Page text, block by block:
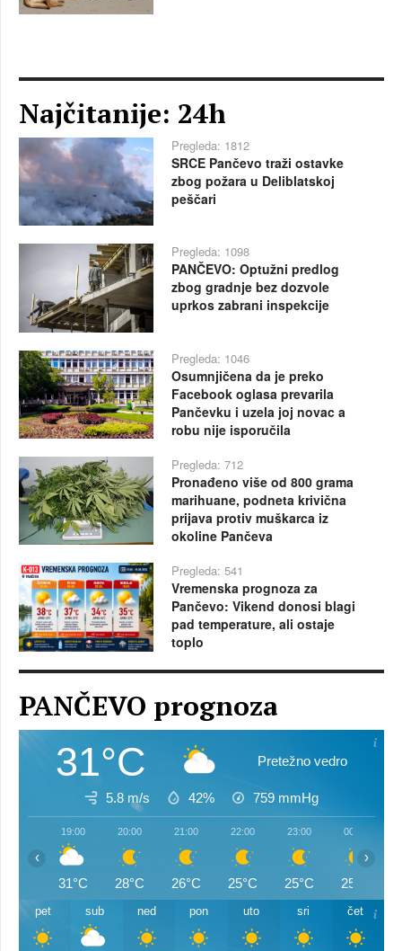
Najčitanije: 24h
Pregleda: 1812
SRCE Pančevo traži ostavke
zbog požara u Deliblatskoj
peščari
Pregleda: 1098
PANČEVO: Optužni predlog
zbog gradnje bez dozvole
uprkos zabrani inspekcije
Pregleda: 1046
Osumnjičena da je preko
Facebook oglasa prevarila
Pančevku i uzela joj novac a
robu nije isporučila
Pregleda: 712
Pronađeno više od 800 grama
marihuane, podneta krivična
prijava protiv muškarca iz
okoline Pančeva
Pregleda: 541
Vremenska prognoza za
Pančevo: Vikend donosi blagi
pad temperature, ali ostaje
toplo
PANČEVO prognoza
31°C Pretežno vedro
5.8 m/s 42% 759 mmHg
19:00
31°C
20:00
28°C
21:00
26°C
22:00
25°C
23:00
25°C
00:00
25°C
‹ ›
pet sub ned pon uto sri čet